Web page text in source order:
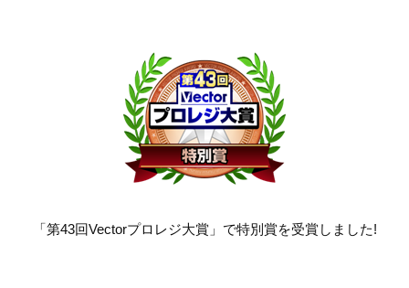
「第43回Vectorプロレジ大賞」で特別賞を受賞しました!